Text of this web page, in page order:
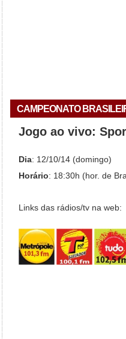
CAMPEONATO
Jogo ao vivo:
Dia: 12/10/14 (domingo)
Horário: 18:30h (hor. de
Links das rádios/tv na web: